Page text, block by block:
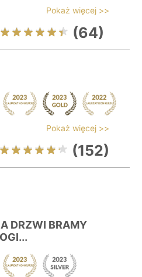
Pokaż więcej >>
(64)
Pokaż więcej >>
(152)
DRZWI BRAMY